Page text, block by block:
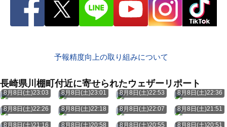
予報精度向上の取り組みについて
長崎県川棚町付近に寄せられたウェザーリポート
8月8日(土)23:03 8月8日(土)23:01 8月8日(土)22:53 8月8日(土)22:36
8月8日(土)22:26 8月8日(土)22:18 8月8日(土)22:07 8月8日(土)21:51
8月8日(土)21:16 8月8日(土)20:58 8月8日(土)20:55 8月8日(土)20:51